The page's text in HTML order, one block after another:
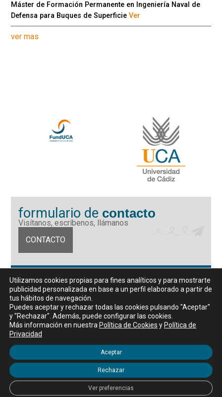
Máster de Formación Permanente en Ingeniería Naval de
Defensa para Buques de SuperficieVer
ver mas
formulario de contacto
Visítanos, escríbenos, llámanos
CONTACTO
Fundación Universidad de Cádiz
Calle Ancha 10 (Edificio José Pérez Llorca), CP. 11001, Cádiz
CIF: G11442167
956 07 03 70 / 72
Horario de atención al público
De lunes a viernes, de 9 a 14 horas
Política de privacidad
Utilizamos cookies propias para fines analíticos y para mostrarte
publicidad personalizada en base a un perfil elaborado a partir de
tus hábitos de navegación.
Puedes aceptar y rechazar todas las cookies pulsando "Aceptar"
y "Rechazar". Además, puede configurar las cookies.
Más información en nuestra Política de Cookies y Política de
Privacidad
Aceptar
Rechazar
Ver preferencias